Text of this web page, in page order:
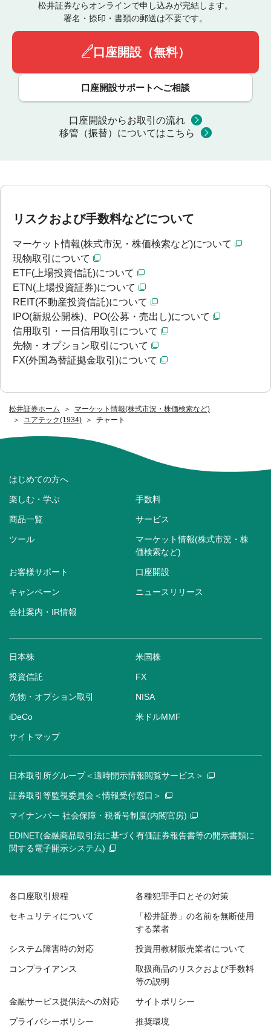
松井証券ホーム
マーケット情報(株式市況・株価検索など)
ユアテック(1934)
チャート
松井証券ならオンラインで申し込みが完結します。
署名・捺印・書類の郵送は不要です。
口座開設（無料）
口座開設サポートへご相談
口座開設からお取引の流れ
移管（振替）についてはこちら
リスクおよび手数料などについて
マーケット情報(株式市況・株価検索など)について
現物取引について
ETF(上場投資信託)について
ETN(上場投資証券)について
REIT(不動産投資信託)について
IPO(新規公開株)、PO(公募・売出し)について
信用取引・一日信用取引について
先物・オプション取引について
FX(外国為替証拠金取引)について
はじめての方へ
楽しむ・学ぶ 手数料
商品一覧 サービス
ツール
マーケット情報(株式市況・株
価検索など)
お客様サポート 口座開設
キャンペーン ニュースリリース
会社案内・IR情報
日本株 米国株
投資信託 FX
先物・オプション取引 NISA
iDeCo 米ドルMMF
サイトマップ
日本取引所グループ＜適時開示情報閲覧サービス＞
証券取引等監視委員会＜情報受付窓口＞
マイナンバー 社会保障・税番号制度(内閣官房)
EDINET(金融商品取引法に基づく有価証券報告書等の開示書類に
関する電子開示システム)
各口座取引規程 各種犯罪手口とその対策
セキュリティについて
「松井証券」の名前を無断使用
する業者
システム障害時の対応 投資用教材販売業者について
コンプライアンス
取扱商品のリスクおよび手数料
等の説明
金融サービス提供法への対応 サイトポリシー
プライバシーポリシー 推奨環境